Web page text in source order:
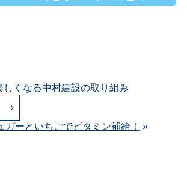
しくなる中村建設の取り組み
ガーといちごでビタミン補給！
»